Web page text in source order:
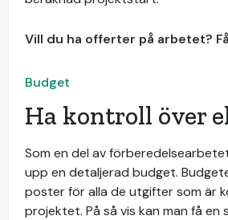
Vill du ha offerter på arbetet?
Budget
Ha kontroll över
Som en del av
upp en detaljerad budget.
poster för alla de utgifter som är
projektet. På så vis kan man få en